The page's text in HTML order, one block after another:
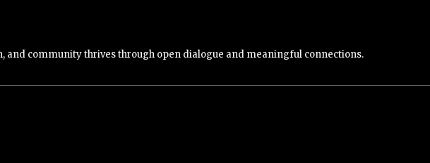
and community thrives through open dialogue and meaningful connections.